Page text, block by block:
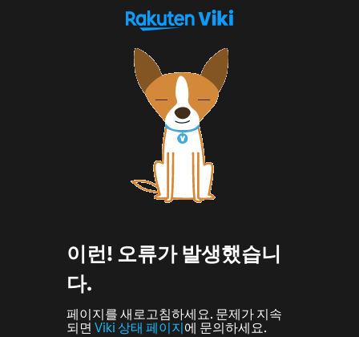
이런! 오류가 발생했습니
다.
페이지를 새로고침하세요. 문제가 지속
되면 Viki 상태 페이지에 문의하세요.